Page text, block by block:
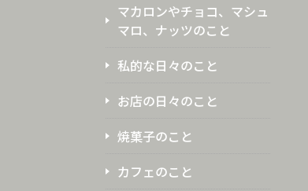
マカロンやチョコ、マシュ
マロ、ナッツのこと
私的な日々のこと
お店の日々のこと
焼菓子のこと
カフェのこと